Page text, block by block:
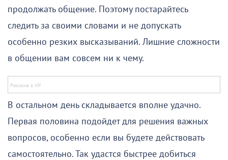
продолжать общение. Поэтому постарайтесь
следить за своими словами и не допускать
особенно резких высказываний. Лишние сложности
в общении вам совсем ни к чему.
В остальном день складывается вполне удачно.
Первая половина подойдет для решения важных
вопросов, особенно если вы будете действовать
самостоятельно. Так удастся быстрее добиться